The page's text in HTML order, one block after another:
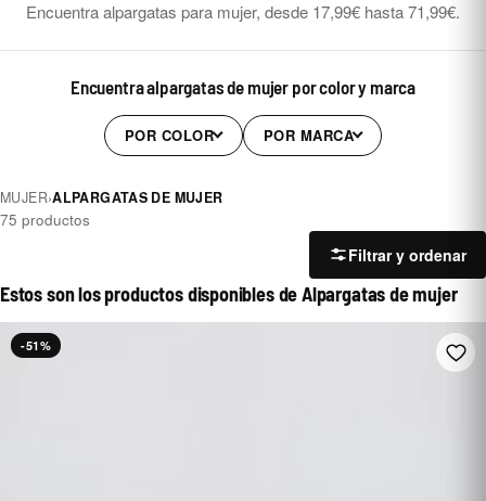
Encuentra alpargatas para mujer, desde 17,99€ hasta 71,99€.
Encuentra alpargatas de mujer por color y marca
POR COLOR POR MARCA
MUJER›ALPARGATAS DE MUJER
75 productos
Filtrar y ordenar
Estos son los productos disponibles de Alpargatas de mujer
-51%